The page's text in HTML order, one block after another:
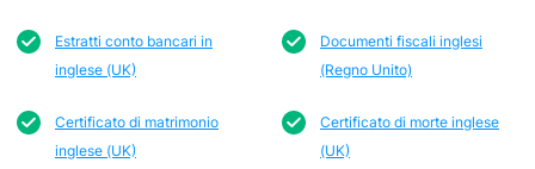
Estratti conto bancari in
inglese (UK)
Documenti fiscali inglesi
(Regno Unito)
Certificato di matrimonio
inglese (UK)
Certificato di morte inglese
(UK)